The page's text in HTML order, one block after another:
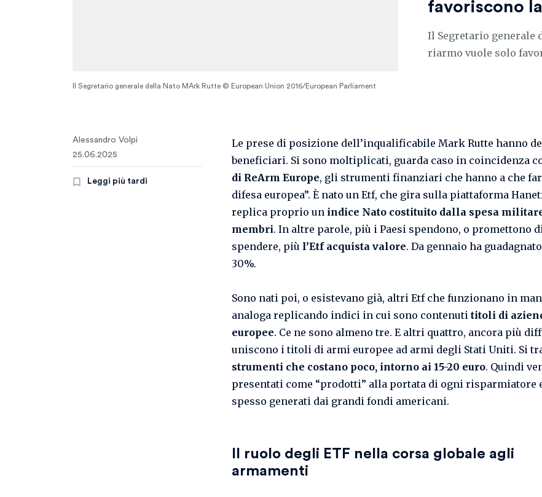
favoriscono
Il Segretario generale
riarmo vuole solo
Il Segretario generale della Nato MArk Rutte © European Union 2016/European Parliament
Alessandro Volpi
25.06.2025
Leggi più tardi
Le prese di posizione dell’inqualificabile Mark Rutte hanno
beneficiari. Si sono moltiplicati, guarda caso in coincidenza
di ReArm Europe, gli strumenti finanziari che hanno a che
difesa europea”. È nato un Etf, che gira sulla piattaforma
replica proprio un indice Nato costituito dalla spesa
membri. In altre parole, più i Paesi spendono, o promettono
spendere, più l’Etf acquista valore. Da gennaio ha
30%.
Sono nati poi, o esistevano già, altri Etf che funzionano in
analoga replicando indici in cui sono contenuti titoli di
europee. Ce ne sono almeno tre. E altri quattro, ancora più
uniscono i titoli di armi europee ad armi degli Stati Uniti. Si
strumenti che costano poco, intorno ai 15-20 euro. Quindi
presentati come “prodotti” alla portata di ogni risparmiatore
spesso generati dai grandi fondi americani.
Il ruolo degli ETF nella corsa globale agli
armamenti